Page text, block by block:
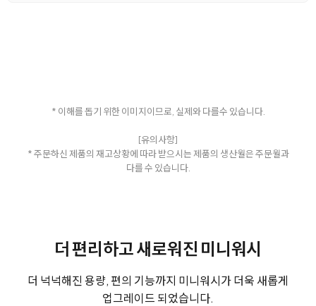
* 이해를 돕기 위한 이미지이므로, 실제와 다를수 있습니다.
[유의사항]
* 주문하신 제품의 재고상황에 따라 받으시는 제품의 생산월은 주문월과
다를 수 있습니다.
더 편리하고 새로워진 미니워시
더 넉넉해진 용량, 편의 기능까지 미니워시가 더욱 새롭게
업그레이드 되었습니다.